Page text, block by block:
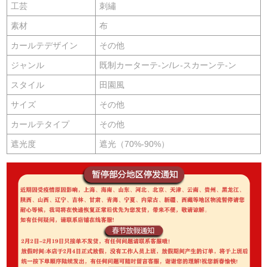
工芸 刺繡
素材 布
カールテデザイン その他
ジャンル 既制カーターテ-ン/レ-スカーンテ-ン
スタイル 田園風
サイズ その他
カールテタイプ その他
遮光度 遮光（70%-90%）